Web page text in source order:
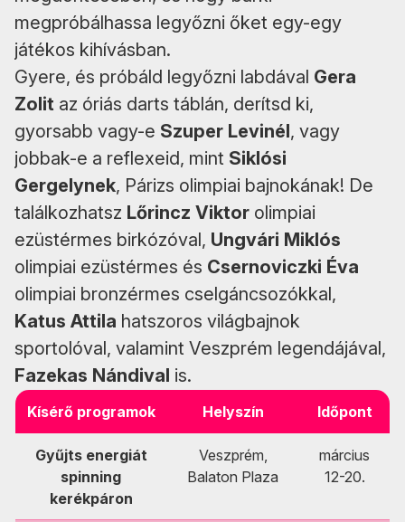
megpróbálhassa legyőzni őket egy-egy
játékos kihívásban.
Gyere, és próbáld legyőzni labdával Gera
Zolit az óriás darts táblán, derítsd ki,
gyorsabb vagy-e Szuper Levinél, vagy
jobbak-e a reflexeid, mint Siklósi
Gergelynek, Párizs olimpiai bajnokának! De
találkozhatsz Lőrincz Viktor olimpiai
ezüstérmes birkózóval, Ungvári Miklós
olimpiai ezüstérmes és Csernoviczki Éva
olimpiai bronzérmes cselgáncsozókkal,
Katus Attila hatszoros világbajnok
sportolóval, valamint Veszprém legendájával,
Fazekas Nándival is.
Kísérő programok Helyszín Időpont
Gyűjts energiát
spinning
kerékpáron
Veszprém,
Balaton Plaza
március
12-20.